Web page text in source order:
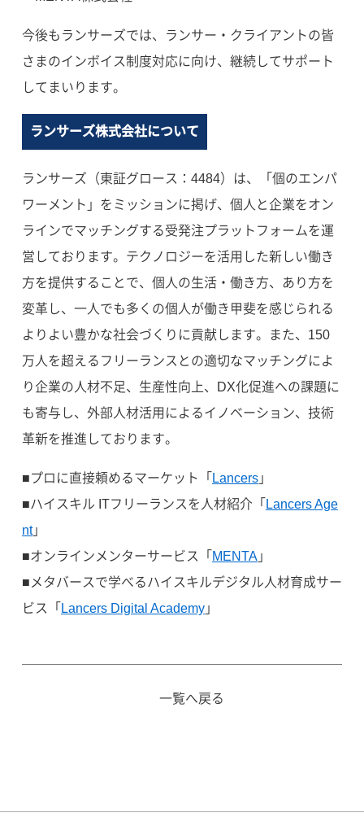
今後もランサーズでは、ランサー・クライアントの皆
さまのインボイス制度対応に向け、継続してサポート
してまいります。
ランサーズ株式会社について
ランサーズ（東証グロース：4484）は、「個のエンパ
ワーメント」をミッションに掲げ、個人と企業をオン
ラインでマッチングする受発注プラットフォームを運
営しております。テクノロジーを活用した新しい働き
方を提供することで、個人の生活・働き方、あり方を
変革し、一人でも多くの個人が働き甲斐を感じられる
よりよい豊かな社会づくりに貢献します。また、150
万人を超えるフリーランスとの適切なマッチングによ
り企業の人材不足、生産性向上、DX化促進への課題に
も寄与し、外部人材活用によるイノベーション、技術
革新を推進しております。
■プロに直接頼めるマーケット「 Lancers」
■ハイスキル ITフリーランスを人材紹介「 Lancers Age
nt」
■オンラインメンターサービス「 MENTA」
■メタバースで学べるハイスキルデジタル人材育成サー
ビス「 Lancers Digital Academy」
一覧へ戻る